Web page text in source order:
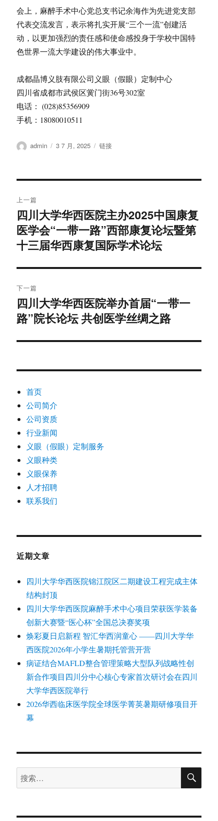
会上，麻醉手术中心党总支书记余海作为先进党支部
代表交流发言，表示将扎实开展“三个一流”创建活
动，以更加强烈的责任感和使命感投身于学校中国特
色世界一流大学建设的伟大事业中。
成都晶博义肢有限公司义眼（假眼）定制中心
四川省成都市武侯区黉门街36号302室
电话： (028)85356909
手机：18080010511
作
admin
发
3 7 月, 2025
格
链接
章
导
航
上一篇
上
篇
文
章：
四川大学华西医院主办2025中国康复
医学会“一带一路”西部康复论坛暨第
十三届华西康复国际学术论坛
下一篇
下
篇
章：
四川大学华西医院举办首届“一带一
路”院长论坛 共创医学丝绸之路
首页
公司简介
公司资质
行业新闻
义眼（假眼）定制服务
义眼种类
义眼保养
人才招聘
联系我们
近期文章
四川大学华西医院锦江院区二期建设工程完成主体
结构封顶
四川大学华西医院麻醉手术中心项目荣获医学装备
创新大赛暨“医心杯”全国总决赛奖项
焕彩夏日启新程 智汇华西润童心 ——四川大学华
西医院2026年小学生暑期托管营开营
病证结合MAFLD整合管理策略大型队列战略性创
新合作项目四川分中心核心专家首次研讨会在四川
大学华西医院举行
2026华西临床医学院全球医学菁英暑期研修项目开
幕
搜
索：
搜